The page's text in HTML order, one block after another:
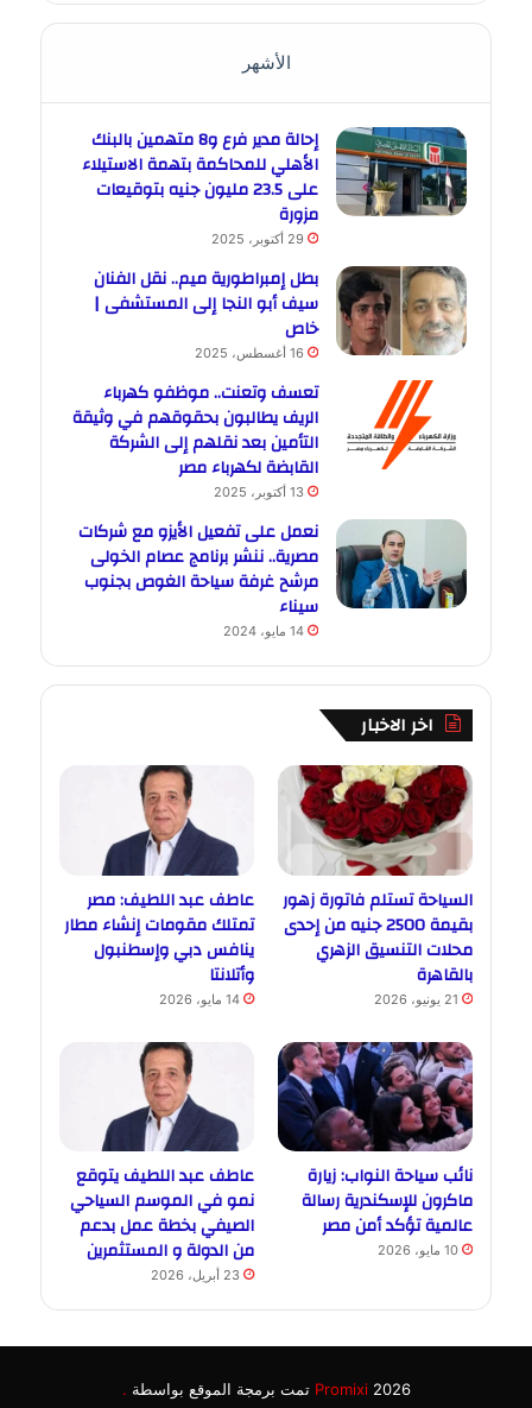
الأشهر
إحالة مدير فرع و8 متهمين بالبنك
الأهلي للمحاكمة بتهمة الاستيلاء
على 23.5 مليون جنيه بتوقيعات
مزورة
29 أكتوبر، 2025
بطل إمبراطورية ميم.. نقل الفنان
سيف أبو النجا إلى المستشفى |
خاص
16 أغسطس، 2025
تعسف وتعنت.. موظفو كهرباء
الريف يطالبون بحقوقهم في وثيقة
التأمين بعد نقلهم إلى الشركة
القابضة لكهرباء مصر
13 أكتوبر، 2025
نعمل على تفعيل الأيزو مع شركات
مصرية.. ننشر برنامج عصام الخولى
مرشح غرفة سياحة الغوص بجنوب
سيناء
14 مايو، 2024
اخر الاخبار
السياحة تستلم فاتورة زهور
بقيمة 2500 جنيه من إحدى
محلات التنسيق الزهري
بالقاهرة
21 يونيو، 2026
عاطف عبد اللطيف: مصر
تمتلك مقومات إنشاء مطار
ينافس دبي وإسطنبول
وأتلانتا
14 مايو، 2026
نائب سياحة النواب: زيارة
ماكرون للإسكندرية رسالة
عالمية تؤكد أمن مصر
10 مايو، 2026
عاطف عبد اللطيف يتوقع
نمو في الموسم السياحي
الصيفي بخطة عمل بدعم
من الدولة و المستثمرين
23 أبريل، 2026
Promixi2026 تمت برمجة الموقع بواسطة .